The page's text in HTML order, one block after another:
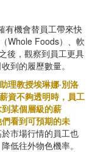
有機會替員工帶來快
Whole Foods）、軟
後，觀察到員工更具
到的履歷數量。
理教授埃琳娜·別洛
資不夠透明時，員工
某個層級的薪
看到可預期的未
市場行情的員工也
低往外物色機率。